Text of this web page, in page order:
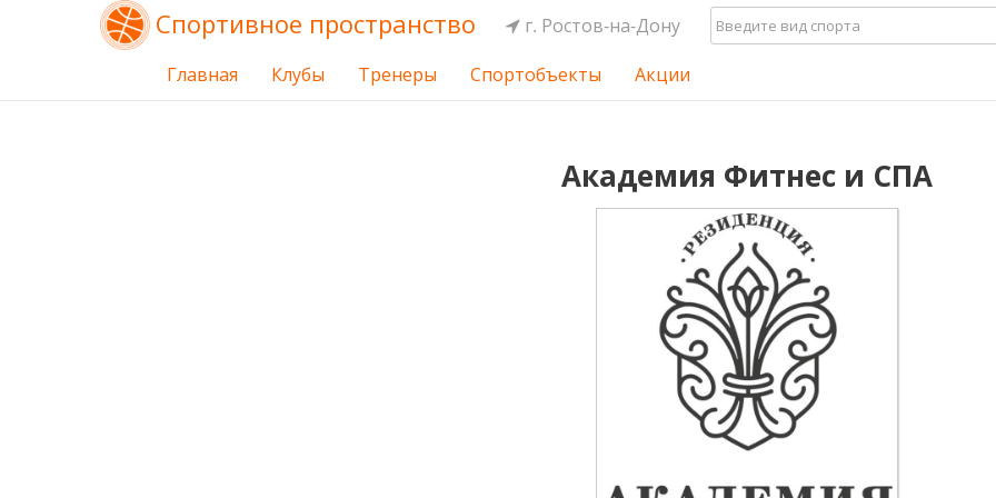
Спортивное пространство г. Ростов-на-Дону
Главная Клубы Тренеры Спортобъекты Акции
Академия Фитнес и СПА